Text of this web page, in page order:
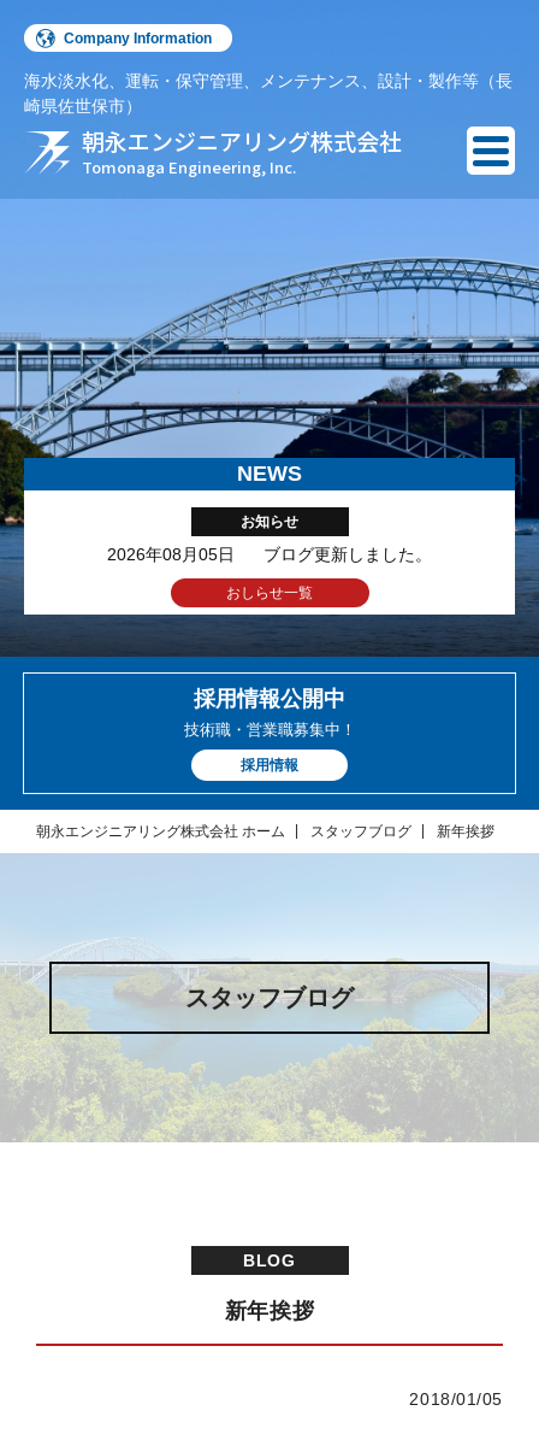
Company Information
English
Español
朝永エンジニアリング株式会社
Tomonaga Engineering, Inc.
海水淡水化、運転・保守管理、メンテナンス、設計・製作等（長
崎県佐世保市）
NEWS
お知らせ
2026年08月05日 ブログ更新しました。
おしらせ一覧
採用情報公開中
技術職・営業職募集中！
採用情報
朝永エンジニアリング株式会社 ホーム スタッフブログ 新年挨拶
スタッフブログ
BLOG
新年挨拶
2018/01/05